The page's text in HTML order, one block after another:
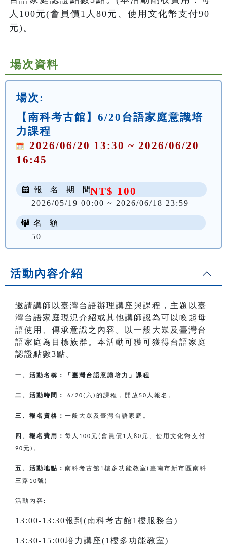
人100元(會員價1人80元、使用文化幣支付90
元)。
場次資料
場次:
【南科考古館】6/20台語家庭意識培
力課程
2026/06/20 13:30 ~ 2026/06/20
16:45
NT$ 100
報 名 期 間
2026/05/19 00:00 ~ 2026/06/18 23:59
名 額
50
活動內容介紹
邀請講師以臺灣台語辦理講座與課程，主題以臺
灣台語家庭現況介紹或其他講師認為可以喚起母
語使用、傳承意識之內容。以一般大眾及臺灣台
語家庭為目標族群。本活動可獲可獲得台語家庭
認證點數3點。
一、活動名稱：「臺灣台語意識培力」課程
二、活動時間： 6/20( 六 ) 的課程，開放50 人報名。
三、報名資格： 一般大眾及臺灣台語家庭。
四、報名費用： 每人 100元( 會員價 1 人 80元、使用文化幣支付
90元 ) 。
五、活動地點： 南科考古館 1樓多功能教室( 臺南市新市區南科
三路 10號 )
活動內容:
13:00-13:30報到(南科考古館1樓服務台)
13:30-15:00培力講座(1樓多功能教室)